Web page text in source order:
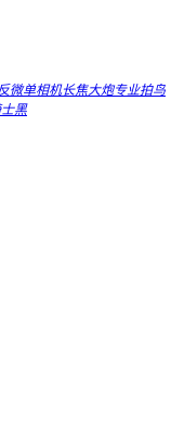
微单相机长焦大炮专业拍鸟
黑